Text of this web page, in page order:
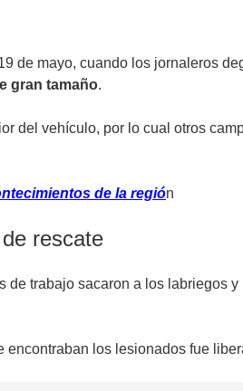
de mayo, cuando los jornaleros
gran tamaño.
del vehículo, por lo cual otros
de la región
rescate
de trabajo sacaron a los labriegos
encontraban los lesionados fue